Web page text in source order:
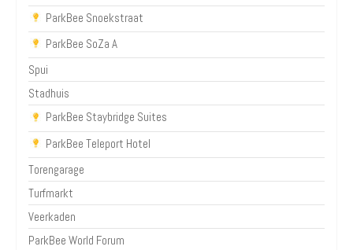
ParkBee Snoekstraat
ParkBee SoZa A
Spui
Stadhuis
ParkBee Staybridge Suites
ParkBee Teleport Hotel
Torengarage
Turfmarkt
Veerkaden
ParkBee World Forum